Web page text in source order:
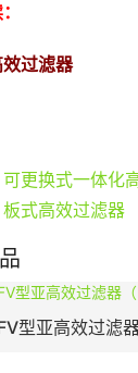
过滤器
可更换式一体化
板式高效过滤器